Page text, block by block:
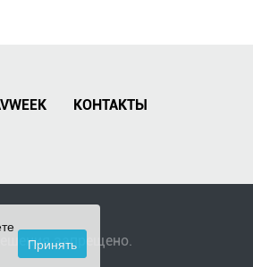
КОНТАКТЫ
запрещено.
Принять